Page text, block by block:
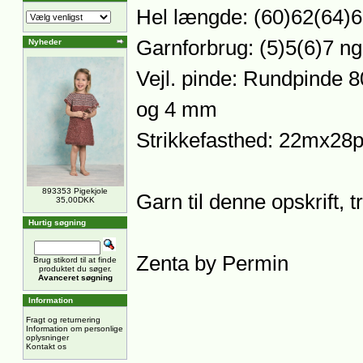
Nyheder
893353 Pigekjole
35,00DKK
Hurtig søgning
Brug stikord til at finde
produktet du søger.
Avanceret søgning
Information
Fragt og returnering
Information om personlige
oplysninger
Kontakt os
Hel længde:
Garnforbrug: (5)5(6)7
Vejl. pinde: Rundpinde
og 4 mm
Strikkefasthed:
Garn til denne opskrift,
Zenta by Permin